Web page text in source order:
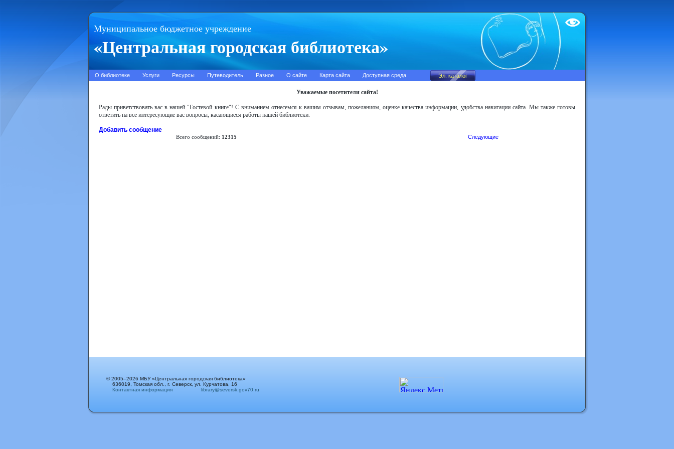
Муниципальное бюджетное учреждение
«Центральная городская библиотека»
Test
О библиотеке Услуги Ресурсы Путеводитель Разное О сайте Карта сайта Доступная среда
Уважаемые посетители сайта!
Рады приветствовать вас в нашей "Гостевой книге"! С вниманием отнесемся к вашим отзывам, пожеланиям, оценке качества информации, удобства навигации сайта. Мы также готовы
ответить на все интересующие вас вопросы, касающиеся работы нашей библиотеки.
Добавить сообщение
Всего сообщений: 12315 Следующие
© 2005–2026 МБУ «Центральная городская библиотека»
636019, Томская обл., г. Северск, ул. Курчатова, 16
Контактная информация
library@seversk.gov70.ru